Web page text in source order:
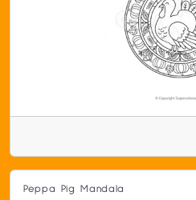
Peppa Pig Mandala